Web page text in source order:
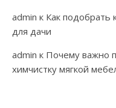
admin к Как подобрать
для дачи
admin к Почему важно
химчистку мягкой